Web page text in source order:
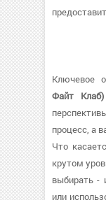
Ключевое
Файт
процесс, а
Что
крутом
выбирать -
или